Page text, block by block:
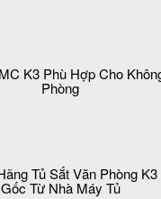
K3 Phù Hợp Cho
Phòng
Tủ Sắt Văn Phòng
Gốc Từ Nhà Máy Tủ